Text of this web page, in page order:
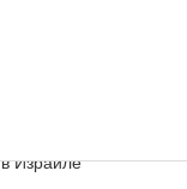
в Израиле
Израиле